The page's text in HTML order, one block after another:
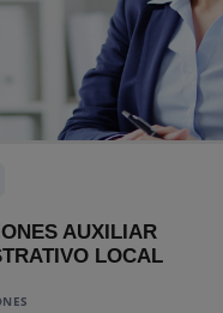
AUXILIAR
LOCAL